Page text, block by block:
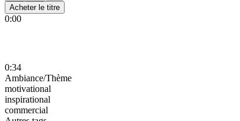
Acheter le titre
0:00
0:34
Ambiance/Thème
motivational
inspirational
commercial